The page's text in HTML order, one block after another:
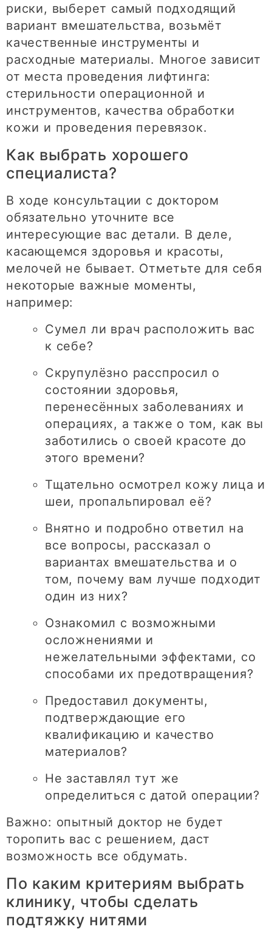
риски, выберет самый подходящий
вариант вмешательства, возьмёт
качественные инструменты и
расходные материалы. Многое зависит
от места проведения лифтинга:
стерильности операционной и
инструментов, качества обработки
кожи и проведения перевязок.
Как выбрать хорошего
специалиста?
В ходе консультации с доктором
обязательно уточните все
интересующие вас детали. В деле,
касающемся здоровья и красоты,
мелочей не бывает. Отметьте для себя
некоторые важные моменты,
например:
Сумел ли врач расположить вас
к себе?
Скрупулёзно расспросил о
состоянии здоровья,
перенесённых заболеваниях и
операциях, а также о том, как вы
заботились о своей красоте до
этого времени?
Тщательно осмотрел кожу лица и
шеи, пропальпировал её?
Внятно и подробно ответил на
все вопросы, рассказал о
вариантах вмешательства и о
том, почему вам лучше подходит
один из них?
Ознакомил с возможными
осложнениями и
нежелательными эффектами, со
способами их предотвращения?
Предоставил документы,
подтверждающие его
квалификацию и качество
материалов?
Не заставлял тут же
определиться с датой операции?
Важно: опытный доктор не будет
торопить вас с решением, даст
возможность все обдумать.
По каким критериям выбрать
клинику, чтобы сделать
подтяжку нитями